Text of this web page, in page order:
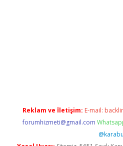
Reklam ve İletişim: E-mail:
forumhizmeti@gmail.com